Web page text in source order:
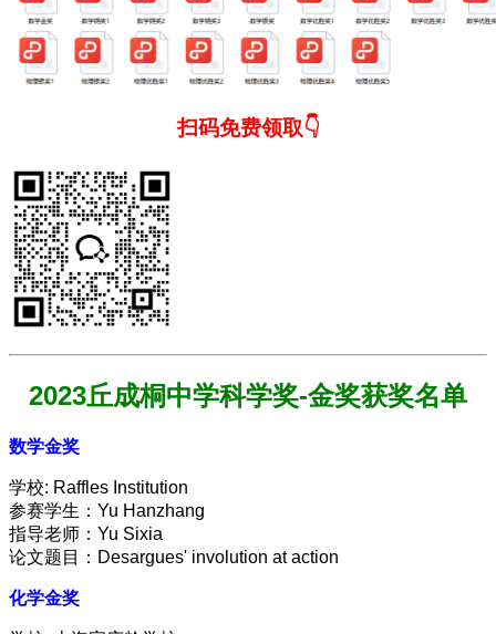
扫码免费领取👇
2023丘成桐中学科学奖-金奖获奖名单
数学金奖
学校: Raffles Institution
参赛学生：Yu Hanzhang
指导老师：Yu Sixia
论文题目：Desargues' involution at action
化学金奖